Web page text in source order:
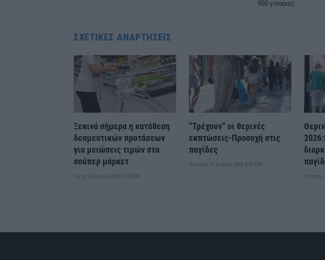
900 γυναίκες
ΣΧΕΤΙΚΈΣ ΑΝΑΡΤΉΣΕΙΣ
Ξεκινά σήμερα η κατάθεση
δεσμευτικών προτάσεων
για μειώσεις τιμών στα
σούπερ μάρκετ
Τρίτη, 28 Ιουλίου 2026 9:50 ΠΜ
”Τρέχουν” οι θερινές
εκπτώσεις-Προσοχή στις
παγίδες
Δευτέρα, 27 Ιουλίου 2026 9:43 ΠΜ
Τετάρτη,